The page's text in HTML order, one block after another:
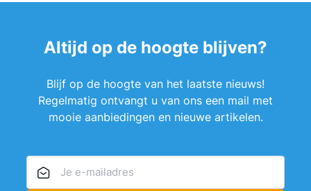
Altijd op de hoogte blijven?
Blijf op de hoogte van het laatste nieuws!
Regelmatig ontvangt u van ons een mail met
mooie aanbiedingen en nieuwe artikelen.